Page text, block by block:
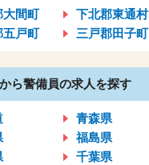
大間町
下北郡東通村
五戸町
三戸郡田子町
ら警備員の求人を探す
青森県
福島県
千葉県